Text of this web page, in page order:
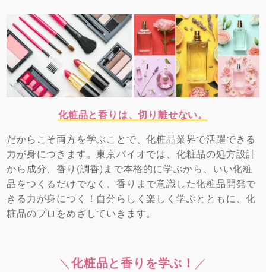
化粧品と香りは、切り離せない。
だからこそ両方を学ぶことで、化粧品業界で活躍できる
力が身につきます。東京バイオでは、化粧品の処方設計
から成分、香り(調香)まで本格的に学ぶから、いい化粧
品をつくるだけでなく、香りまで意識した化粧品開発で
きる力が身につく！自分らしく楽しく学ぶとともに、化
粧品のプロをめざしていきます。
＼ 化粧品と香りを学ぶ！ ／